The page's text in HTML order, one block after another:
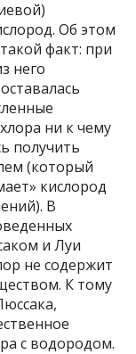
Об этом
факт: при
него
ни к чему
получить
(который
кислород
В
и Луи
не содержит
К тому
с водородом.